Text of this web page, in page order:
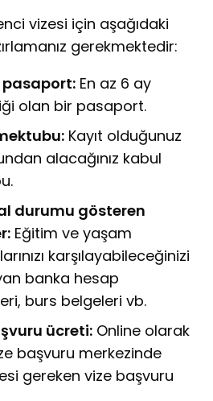
vizesi için aşağıdaki
gerekmektedir:
pasaport: En az 6 ay
olan bir pasaport.
Kayıt olduğunuz
alacağınız kabul
durumu gösteren
Eğitim ve yaşam
karşılayabileceğinizi
banka hesap
burs belgeleri vb.
ücreti: Online olarak
başvuru merkezinde
gereken vize başvuru